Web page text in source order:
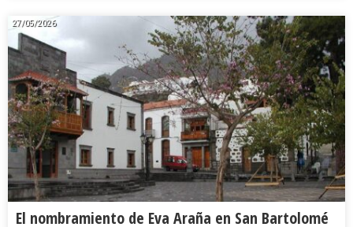
27/05/2026
El nombramiento de Eva Araña en San Bartolomé